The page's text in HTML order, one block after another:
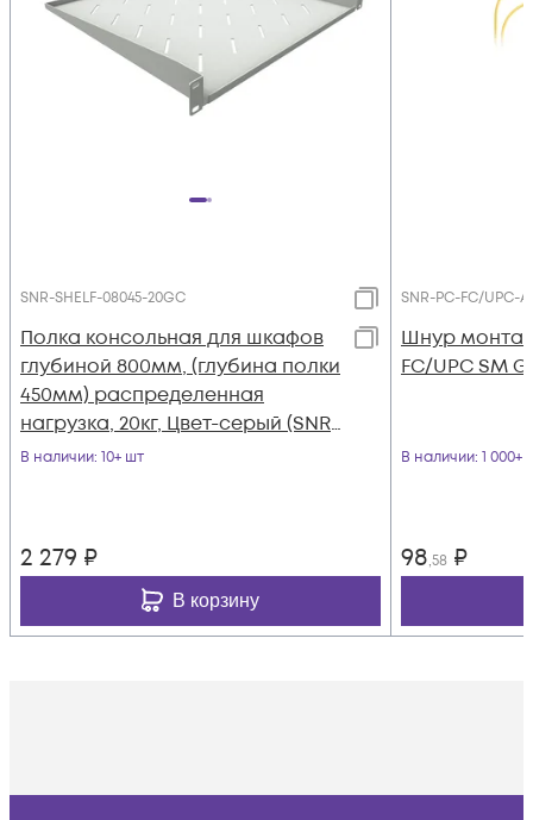
SNR-SHELF-08045-20GC
Полка консольная для шкафов
глубиной 800мм, (глубина полки
450мм) распределенная
нагрузка, 20кг, Цвет-серый (SNR-
SHELF-08045-20GC)
В наличии: 10+ шт
2 279 ₽
В корзину
SNR-PC-FC/UPC-
Шнур
FC/UPC SM
В наличии: 1 000+
98,58 ₽